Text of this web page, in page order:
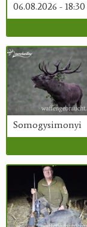
06.08.2026 - 18:30
Somogysimonyi